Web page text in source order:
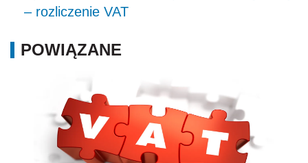
– rozliczenie VAT
POWIĄZANE